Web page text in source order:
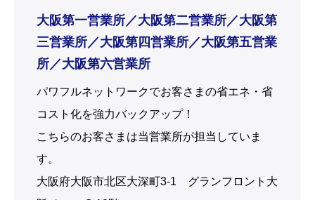
大阪第一営業所／大阪第二営業所／大阪第
三営業所／大阪第四営業所／大阪第五営業
所／大阪第六営業所
パワフルネットワークでお客さまの省エネ・省
コスト化を強力バックアップ！
こちらのお客さまは当営業所が担当していま
す。
大阪府大阪市北区大深町3-1 グランフロント大